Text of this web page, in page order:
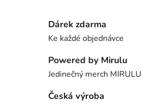
Dárek zdarma
Ke každé objednávce
Powered by Mirulu
Jedinečný merch MIRULU
Česká výroba